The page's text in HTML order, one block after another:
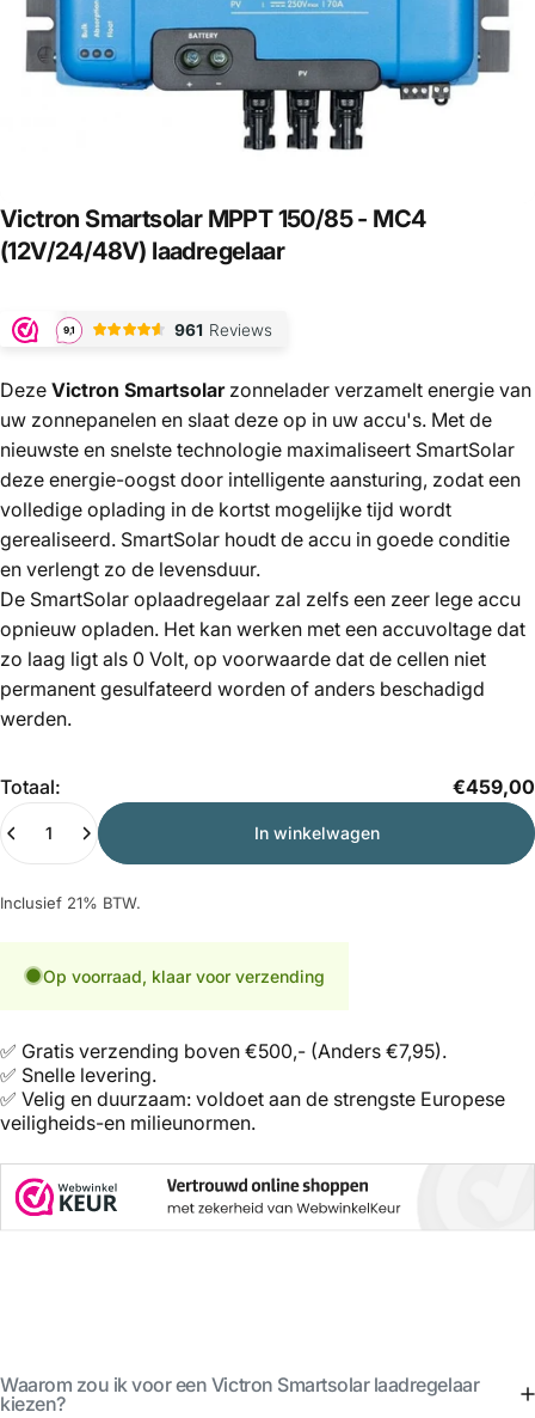
Victron Smartsolar MPPT150/85 - MC4
(12V/24/48V) laadregelaar
Deze Victron Smartsolar zonnelader verzamelt energie van
uw zonnepanelen en slaat deze op in uw accu's. Met de
nieuwste en snelste technologie maximaliseert SmartSolar
deze energie-oogst door intelligente aansturing, zodat een
volledige oplading in de kortst mogelijke tijd wordt
gerealiseerd. SmartSolar houdt de accu in goede conditie
en verlengt zo de levensduur.
De SmartSolar oplaadregelaar zal zelfs een zeer lege accu
opnieuw opladen. Het kan werken met een accuvoltage dat
zo laag ligt als 0 Volt, op voorwaarde dat de cellen niet
permanent gesulfateerd worden of anders beschadigd
werden.
Totaal: €459,00
Hoeveelheid
In winkelwagen
Inclusief 21% BTW.
Op voorraad, klaar voor verzending
✅ Gratis verzending boven €500,- (Anders €7,95).
✅ Snelle levering.
✅ Velig en duurzaam: voldoet aan de strengste Europese
veiligheids-en milieunormen.
Waarom zou ik voor een Victron Smartsolar laadregelaar
kiezen?